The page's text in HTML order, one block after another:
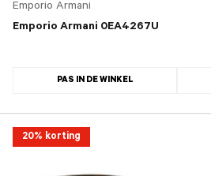
Emporio Armani
Emporio Armani 0EA4267U
PAS IN DE WINKEL
20% korting